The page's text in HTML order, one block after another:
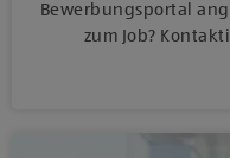
Bewerbungsportal
zum Job?